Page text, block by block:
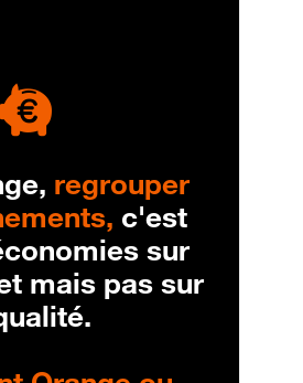
regrouper
c'est
sur
mais pas sur